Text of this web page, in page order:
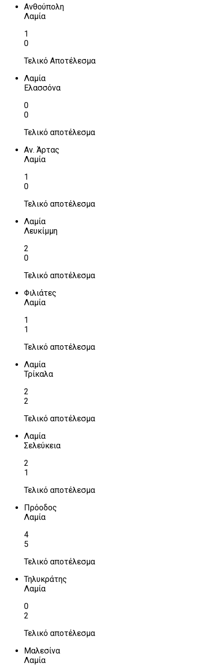
Ανθούπολη
Λαμία
1
0
Τελικό Αποτέλεσμα
Λαμία
Ελασσόνα
0
0
Τελικό αποτέλεσμα
Αν. Άρτας
Λαμία
1
0
Τελικό αποτέλεσμα
Λαμία
Λευκίμμη
2
0
Τελικό αποτέλεσμα
Φιλιάτες
Λαμία
1
1
Τελικό αποτέλεσμα
Λαμία
Τρίκαλα
2
2
Τελικό αποτέλεσμα
Λαμία
Σελεύκεια
2
1
Τελικό αποτέλεσμα
Πρόοδος
Λαμία
4
5
Τελικό αποτέλεσμα
Τηλυκράτης
Λαμία
0
2
Τελικό αποτέλεσμα
Μαλεσίνα
Λαμία